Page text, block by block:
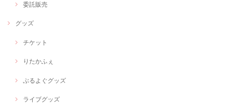
委託販売
グッズ
チケット
りたかふぇ
ぶるよぐグッズ
ライブグッズ